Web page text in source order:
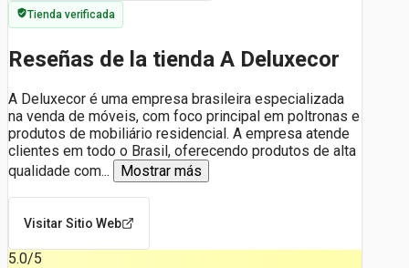
Tienda verificada
Reseñas de la tienda A Deluxecor
A Deluxecor é uma empresa brasileira especializada
na venda de móveis, com foco principal em poltronas e
produtos de mobiliário residencial. A empresa atende
clientes em todo o Brasil, oferecendo produtos de alta
qualidade com... Mostrar más
Visitar Sitio Web
5.0/5